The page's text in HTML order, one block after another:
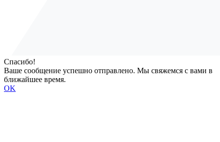
Спасибо!
Ваше сообщение успешно отправлено. Мы свяжемся с вами в
ближайшее время.
OK